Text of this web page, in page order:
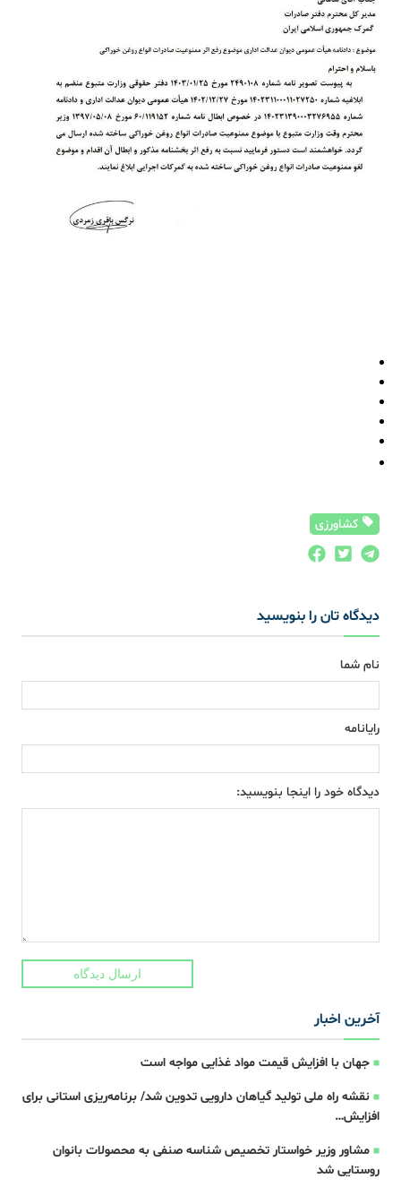
کشاورزی
دیدگاه تان را بنویسید
نام شما
رایانامه
دیدگاه خود را اینجا بنویسید:
ارسال دیدگاه
آخرین اخبار
جهان با افزایش قیمت مواد غذایی مواجه است
نقشه راه ملی تولید گیاهان دارویی تدوین شد/ برنامه‌ریزی استانی برای
افزایش…
مشاور وزیر خواستار تخصیص شناسه صنفی به محصولات بانوان
روستایی شد